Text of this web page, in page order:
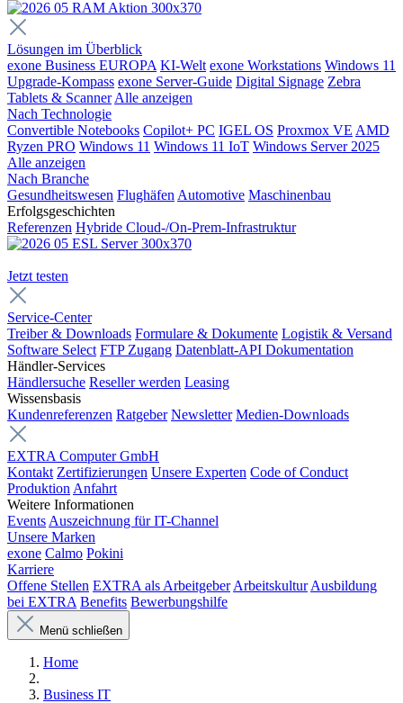
Lösungen im Überblick
exone Business EUROPA KI-Welt exone Workstations Windows 11
Upgrade-Kompass exone Server-Guide Digital Signage Zebra
Tablets & Scanner Alle anzeigen
Nach Technologie
Convertible Notebooks Copilot+ PC IGEL OS Proxmox VE AMD
Ryzen PRO Windows 11 Windows 11 IoT Windows Server 2025
Alle anzeigen
Nach Branche
Gesundheitswesen Flughäfen Automotive Maschinenbau
Erfolgsgeschichten
Referenzen Hybride Cloud-/On-Prem-Infrastruktur
Jetzt testen
Service-Center
Treiber & Downloads Formulare & Dokumente Logistik & Versand
Software Select FTP Zugang Datenblatt-API Dokumentation
Händler-Services
Händlersuche Reseller werden Leasing
Wissensbasis
Kundenreferenzen Ratgeber Newsletter Medien-Downloads
EXTRA Computer GmbH
Kontakt Zertifizierungen Unsere Experten Code of Conduct
Produktion Anfahrt
Weitere Informationen
Events Auszeichnung für IT-Channel
Unsere Marken
exone Calmo Pokini
Karriere
Offene Stellen EXTRA als Arbeitgeber Arbeitskultur Ausbildung
bei EXTRA Benefits Bewerbungshilfe
Menü schließen
Home
Business IT